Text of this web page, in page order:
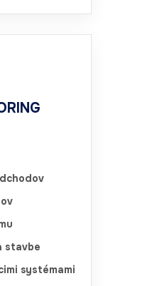
stavbe
systémami